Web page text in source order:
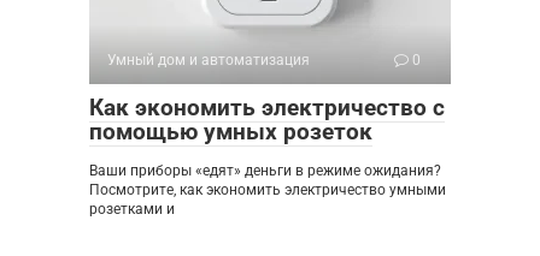
Умный дом и автоматизация 0
Как экономить электричество с
помощью умных розеток
Ваши приборы «едят» деньги в режиме ожидания?
Посмотрите, как экономить электричество умными
розетками и